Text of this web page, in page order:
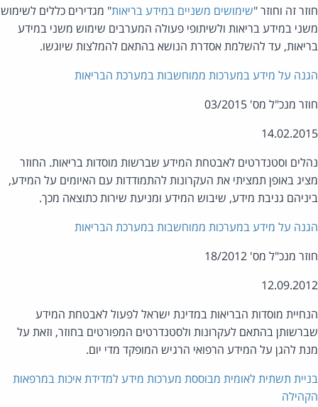
זה וחוזר "שימושים משניים במידע בריאות" מגדירים כללים לשימוש
במידע בריאות ולשיתופי פעולה המערבים שימוש משני במידע
עד להשלמת אסדרת הנושא בהתאם להמלצות שיוגשו.
על מידע במערכות ממוחשבות במערכת הבריאות
מנכ"ל מס' 03/2015
וסטנדרטים לאבטחת המידע שברשות מוסדות בריאות. החוזר
באופן תמציתי את העקרונות להתמודדות עם האיומים על המידע,
גניבת מידע, שיבוש המידע ומניעת שירות כתוצאה מכך.
על מידע במערכות ממוחשבות במערכת הבריאות
מנכ"ל מס' 18/2012
מוסדות הבריאות במדינת ישראל לפעול לאבטחת המידע
בהתאם לעקרונות ולסטנדרטים המפורטים בחוזר, וזאת על
להגן על המידע הרפואי הרגיש המופקד מדי יום.
תשתית לאומית מבוססת מערכות מידע למדידת איכות במרפאות